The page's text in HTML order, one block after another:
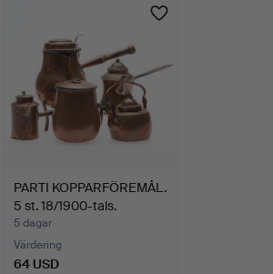
PARTI KOPPARFÖREMÅL.
5 st. 18/1900-tals.
5 dagar
Värdering
64 USD